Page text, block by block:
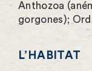
Anthozoa
gorgones);
L’HABITAT